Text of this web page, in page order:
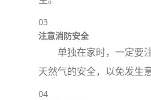
03
注意消防安全
单独在家时，一定要
天然气的安全，以免发生意
04